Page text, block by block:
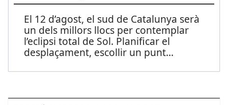
El 12 d’agost, el sud de Catalunya serà
un dels millors llocs per contemplar
l’eclipsi total de Sol. Planificar el
desplaçament, escollir un punt...